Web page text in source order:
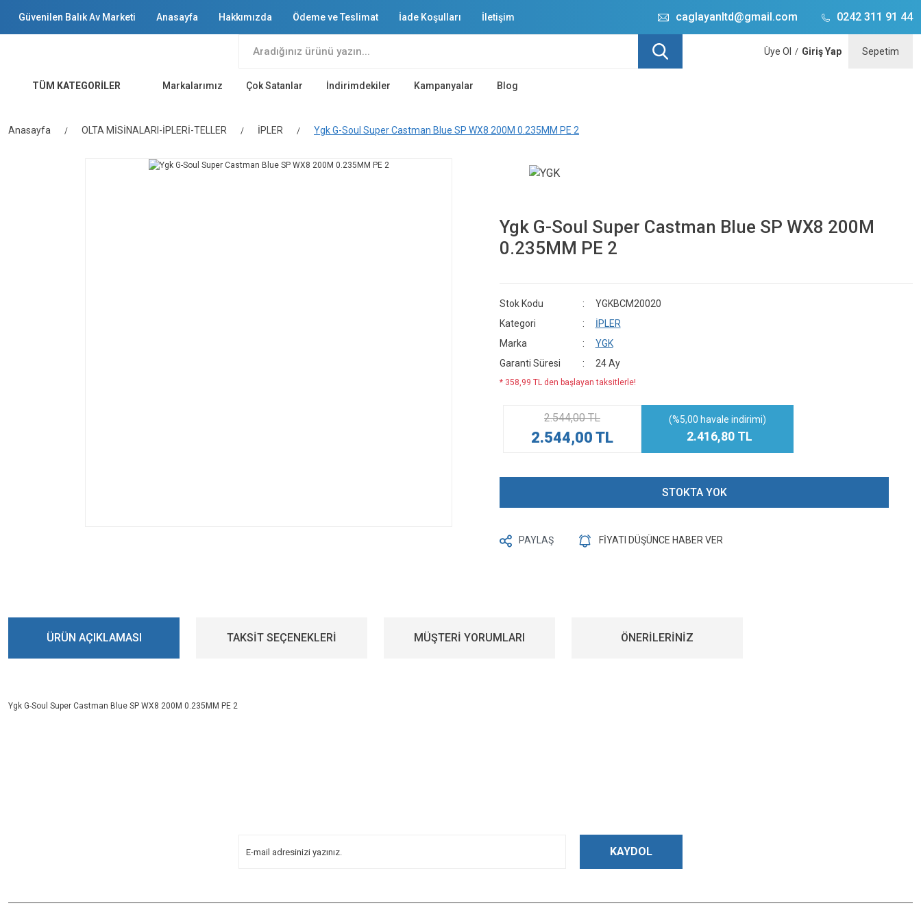
Güvenilen Balık Av Marketi Anasayfa Hakkımızda Ödeme ve Teslimat İade Koşulları İletişim caglayanltd@gmail.com 0242 311 91 44
Üye Ol / Giriş Yap Sepetim
TÜM KATEGORİLER Markalarımız Çok Satanlar İndirimdekiler Kampanyalar Blog
Anasayfa OLTA MİSİNALARI-İPLERİ-TELLER İPLER Ygk G-Soul Super Castman Blue SP WX8 200M 0.235MM PE 2
Ygk G-Soul Super Castman Blue SP WX8 200M
0.235MM PE 2
Stok Kodu
YGKBCM20020
Kategori
İPLER
Marka
YGK
Garanti Süresi
24 Ay
* 358,99 TL den başlayan taksitlerle!
2.544,00 TL
2.544,00 TL
(%5,00 havale indirimi)
2.416,80 TL
STOKTA YOK
PAYLAŞ FİYATI DÜŞÜNCE HABER VER
ÜRÜN AÇIKLAMASI TAKSİT SEÇENEKLERİ MÜŞTERİ YORUMLARI ÖNERİLERİNİZ
Ygk G-Soul Super Castman Blue SP WX8 200M 0.235MM PE 2
Ürün fiyatı diğer sitelerden daha pahalı.
KAYDOL